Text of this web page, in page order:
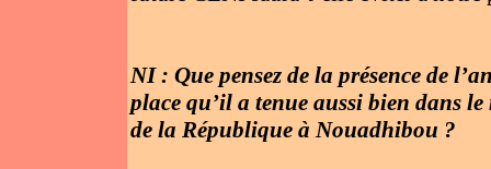
NI : Que pensez de la présence de
place qu’il a tenue aussi bien dans
de la République à Nouadhibou ?